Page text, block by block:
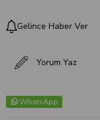
Gelince Haber Ver
Yorum Yaz
WhatsApp